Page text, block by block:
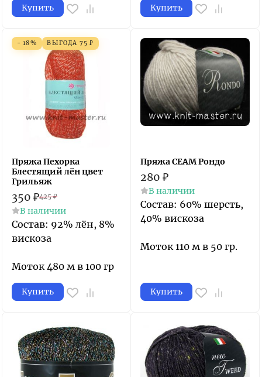
Купить Купить
- 18% ВЫГОДА 75 ₽
Пряжа Пехорка
Блестящий лён цвет
Грильяж
350 ₽425 ₽
В наличии
Состав: 92% лён, 8%
вискоза
Моток 480 м в 100 гр
Купить
Пряжа СЕАМ Рондо
280 ₽
В наличии
Состав: 60% шерсть,
40% вискоза
Моток 110 м в 50 гр.
Купить